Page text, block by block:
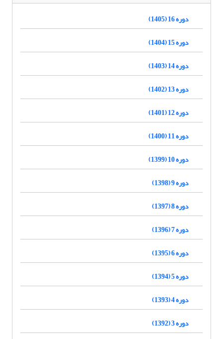
دوره 16 (1405)
دوره 15 (1404)
دوره 14 (1403)
دوره 13 (1402)
دوره 12 (1401)
دوره 11 (1400)
دوره 10 (1399)
دوره 9 (1398)
دوره 8 (1397)
دوره 7 (1396)
دوره 6 (1395)
دوره 5 (1394)
دوره 4 (1393)
دوره 3 (1392)